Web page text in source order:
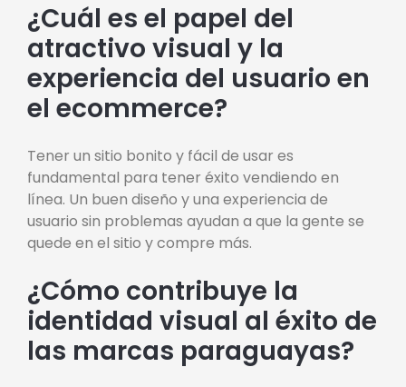
¿Cuál es el papel del
atractivo visual y la
experiencia del usuario en
el ecommerce?
Tener un sitio bonito y fácil de usar es
fundamental para tener éxito vendiendo en
línea. Un buen diseño y una experiencia de
usuario sin problemas ayudan a que la gente se
quede en el sitio y compre más.
¿Cómo contribuye la
identidad visual al éxito de
las marcas paraguayas?